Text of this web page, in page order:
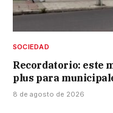
SOCIEDAD
Recordatorio: este
plus para
8 de agosto de 2026